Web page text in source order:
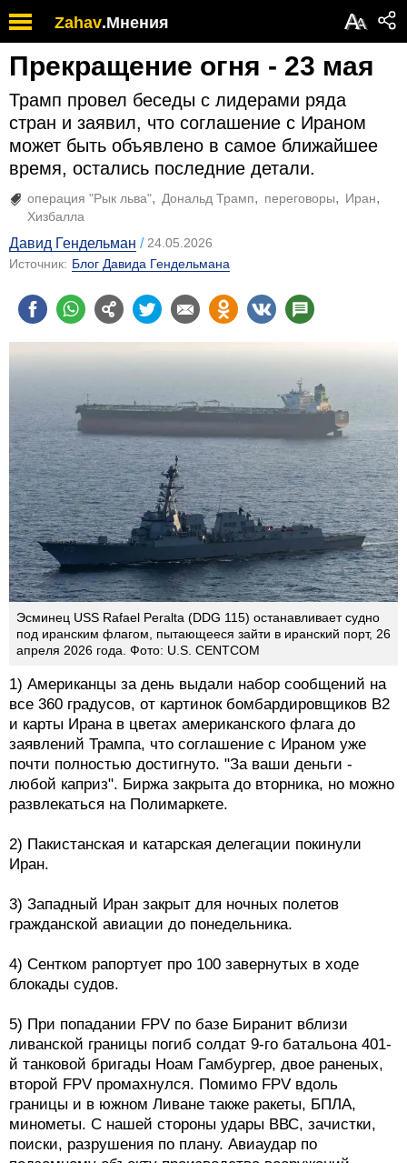
Zahav.Мнения АА
Прекращение огня - 23 мая
Трамп провел беседы с лидерами ряда
стран и заявил, что соглашение с Ираном
может быть объявлено в самое ближайшее
время, остались последние детали.
операция "Рык льва" Дональд Трамп переговоры
Иран
Хизбалла
Давид Гендельман
24.05.2026
Источник: Блог Давида Гендельмана
Эсминец USS Rafael Peralta (DDG 115) останавливает судно
под иранским флагом, пытающееся зайти в иранский порт, 26
апреля 2026 года. Фото: U.S. CENTCOM
1) Американцы за день выдали набор сообщений на
все 360 градусов, от картинок бомбардировщиков B2
и карты Ирана в цветах американского флага до
заявлений Трампа, что соглашение с Ираном уже
почти полностью достигнуто. "За ваши деньги -
любой каприз". Биржа закрыта до вторника, но можно
развлекаться на Полимаркете.
2) Пакистанская и катарская делегации покинули
Иран.
3) Западный Иран закрыт для ночных полетов
гражданской авиации до понедельника.
4) Сентком рапортует про 100 завернутых в ходе
блокады судов.
5) При попадании FPV по базе Биранит вблизи
ливанской границы погиб солдат 9-го батальона 401-
й танковой бригады Ноам Гамбургер, двое раненых,
второй FPV промахнулся. Помимо FPV вдоль
границы и в южном Ливане также ракеты, БПЛА,
минометы. С нашей стороны удары ВВС, зачистки,
поиски, разрушения по плану. Авиаудар по